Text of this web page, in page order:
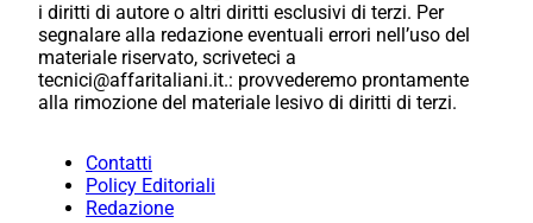
i diritti di autore o altri diritti esclusivi di terzi. Per
segnalare alla redazione eventuali errori nell’uso del
materiale riservato, scriveteci a
tecnici@affaritaliani.it.: provvederemo prontamente
alla rimozione del materiale lesivo di diritti di terzi.
Contatti
Policy Editoriali
Redazione